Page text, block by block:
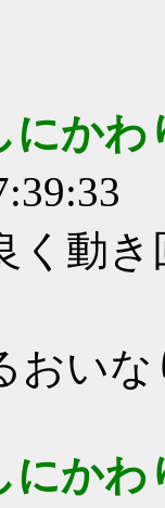
にか
く動
おい
にか